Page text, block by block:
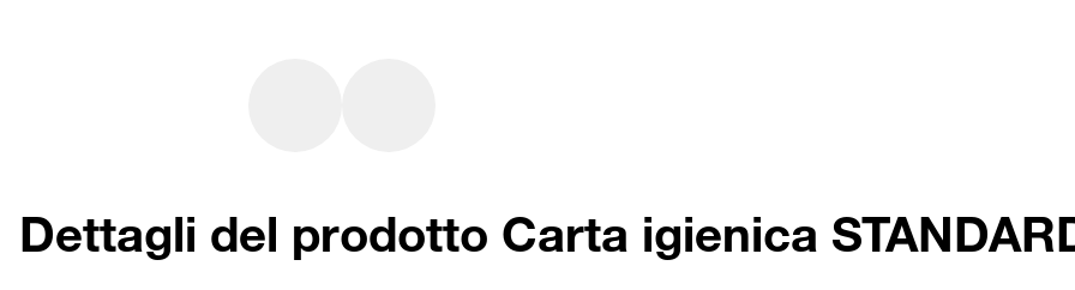
Dettagli del prodotto Carta igienica